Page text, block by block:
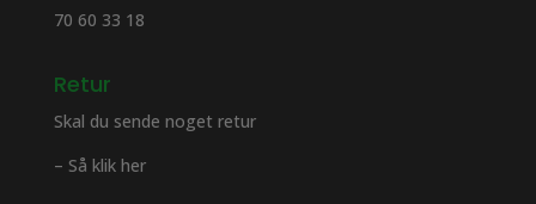
70 60 33 18
Retur
Skal du sende noget retur
– Så klik her